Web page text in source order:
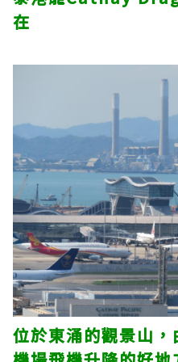
在
位於東涌的觀景山